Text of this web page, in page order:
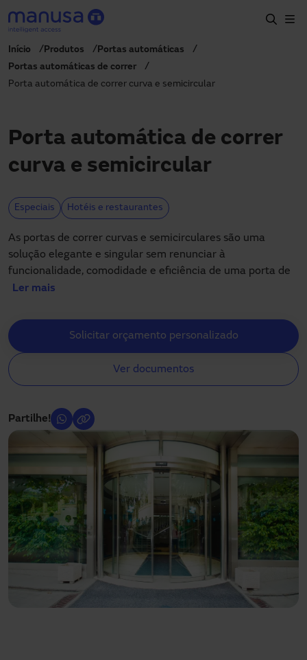
Passar para o conteúdo principal
Produtos e setores
Especificação
Projetos
Blog
PT-PT
+351 214 787 270
portugal@manusa.com
Precisa de assistência?
Contacto
Início Produtos
Portas automáticas
Portas automáticas de correr
Porta automática de correr curva e semicircular
Porta automática de correr
curva e semicircular
Especiais Hotéis e restaurantes
As portas de correr curvas e semicirculares são uma
solução elegante e singular sem renunciar à
funcionalidade, comodidade e eficiência de uma porta de
correr. Consistem numa porta automática de uma ou duas
côncava
com diferentes raios e graus de curvatura.
criação de portas circulares.
Incluem sistemas de
pessoas e o correto funcionamento
Incorporam sistemas de deteção de obstáculos com
reabertura automática.
Cumprem estritamente a regulamentação tanto de
produto como de uso.
Graças à velocidade de abertura, contribuem para
melhorar a eficiência energética
reduzindo o
desperdício de energia e contribuindo positivamente
para a poupança da mesma.
Ler mais
Solicitar orçamento personalizado
Ver documentos
Partilhe!